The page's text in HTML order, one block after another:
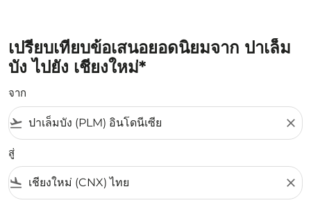
เปรียบเทียบข้อเสนอยอดนิยมจาก ปาเล็ม
บัง ไปยัง เชียงใหม่*
จาก
flight_takeoff close
สู่
flight_land close